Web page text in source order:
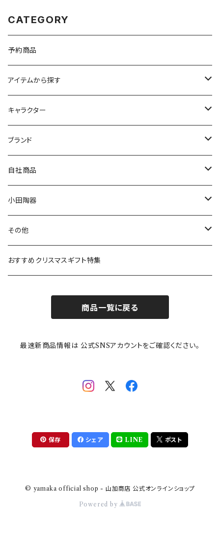
CATEGORY
予約商品
アイテムから探す
九谷焼
マグ＆カップ
プレート
ボウル
ガラスウェア
カトラリー
キャラクター
ムーミン
80th記念アイテム
リトルミイの日記念アイテム
MOOMIN ANIMATION
スヌーピー
ピーターラビット
ポケットモンスター
mofusand（モフサンド）
mofsand×日比谷花壇
ちびまる子ちゃんandクレヨンしんちゃん
ブランド
LA AMYS(エミーズ)
LISA LARSON(リサラーソン)
LAURA ASHLEY(ローラ アシュレイ)
Finlayson(フィンレイソン)
HANAE MORI(ハナエモリ)
THE BEATLES(ザ・ビートルズ)
【山加商店×yaeko】migratory bird
自社商品
ねこ企画
Cecera(セセラ)
CELEC(セレック)
隅切り重箱
HAPPY DINING(ハッピーダイニング)
小田陶器
さざなみ
吉祥
メイメイウェア
SoSo(ソソ）
その他
リサイクル食器
おすすめクリスマスギフト特集
商品一覧に戻る
最速新商品情報は 公式SNSアカウントをご確認ください。
保存 シェア LINE ポスト
© yamaka official shop - 山加商店 公式オンラインショップ
Powered by